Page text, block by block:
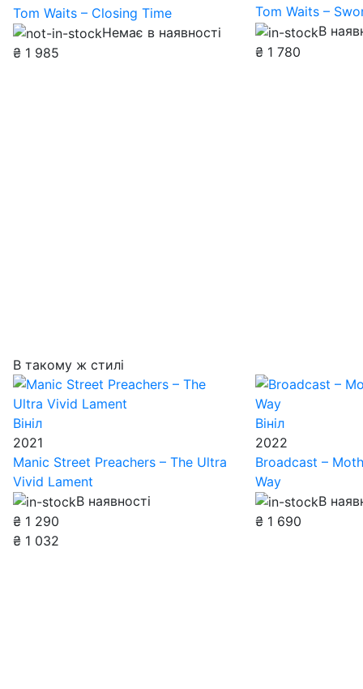
Tom Waits – Closing Time
Немає в наявності
₴ 1 985
Tom Waits –
В
₴ 1 780
В такому ж стилі
Вініл
2021
Manic Street Preachers – The Ultra
Vivid Lament
В наявності
₴ 1 290
₴ 1 032
Вініл
2022
Broadcast –
Way
В
₴ 1 690